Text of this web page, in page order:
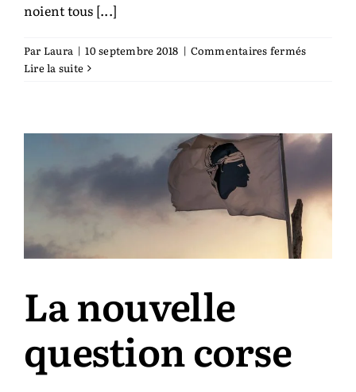
noient tous [...]
Par Laura | 10 septembre 2018 | Commentaires ferméssur
submerge
Lire la suite
La nouvelle
question corse